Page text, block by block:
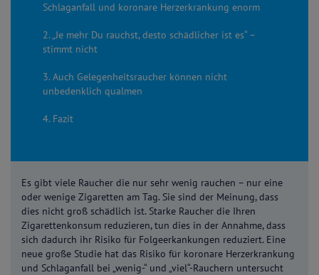
Schlaganfall und koronare Herzerkrankung enorm
2. „Je mehr Du rauchst, desto schädlicher ist es“ –
stimmt nicht
3. Auch Gelegenheitsraucher können nicht
unbedenklich qualmen
4. Fazit
Es gibt viele Raucher die nur sehr wenig rauchen – nur eine
oder wenige Zigaretten am Tag. Sie sind der Meinung, dass
dies nicht groß schädlich ist. Starke Raucher die Ihren
Zigarettenkonsum reduzieren, tun dies in der Annahme, dass
sich dadurch ihr Risiko für Folgeerkankungen reduziert. Eine
neue große Studie hat das Risiko für koronare Herzerkrankung
und Schlaganfall bei „wenig-“ und „viel“-Rauchern untersucht